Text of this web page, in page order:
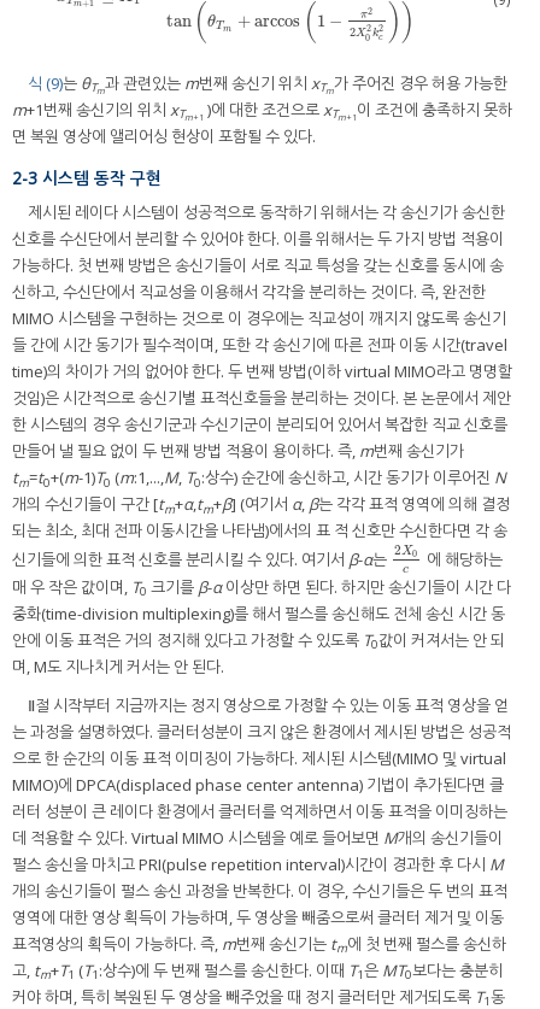
m+1
tan ( θTm +arccos ( 1 − π2
2X2
0 k2
c ) )
식 (9)는 θTm과 관련있는 m번째 송신기 위치 xTm가 주어진 경우 허용 가능한
m+1번째 송신기의 위치 xTm+1 )에 대한 조건으로xTm+1 이 조건에 충족하지 못하
면 복원 영상에 앨리어싱 현상이 포함될 수 있다.
2-3 시스템 동작 구현
제시된 레이다 시스템이 성공적으로 동작하기 위해서는 각 송신기가 송신한
신호를 수신단에서 분리할 수 있어야 한다. 이를 위해서는 두 가지 방법 적용이
가능하다. 첫 번째 방법은 송신기들이 서로 직교 특성을 갖는 신호를 동시에 송
신하고, 수신단에서 직교성을 이용해서 각각을 분리하는 것이다. 즉, 완전한
MIMO 시스템을 구현하는 것으로 이 경우에는 직교성이 깨지지 않도록 송신기
들 간에 시간 동기가 필수적이며, 또한 각 송신기에 따른 전파 이동 시간(travel
time)의 차이가 거의 없어야 한다. 두 번째 방법(이하 virtual MIMO라고 명명할
것임)은 시간적으로 송신기별 표적신호들을 분리하는 것이다. 본 논문에서 제안
한 시스템의 경우 송신기군과 수신기군이 분리되어 있어서 복잡한 직교 신호를
만들어 낼 필요 없이 두 번째 방법 적용이 용이하다. 즉, m번째 송신기가
tm=t0+(m-1)T0 (m:1,...,M, T0:상수) 순간에 송신하고, 시간 동기가 이루어진 N
개의 수신기들이 구간 [tm+α,tm+β] (여기서 α, β는 각각 표적 영역에 의해 결정
되는 최소, 최대 전파 이동시간을 나타냄)에서의 표 적 신호만 수신한다면 각 송
신기들에 의한 표적 신호를 분리시킬 수 있다. 여기서 β-α는 2X0
c
2X0c 에 해당하는
매 우 작은 값이며, T0 크기를 β-α이상만 하면 된다. 하지만 송신기들이 시간 다
중화(time-division multiplexing)를 해서 펄스를 송신해도 전체 송신 시간 동
안에 이동 표적은 거의 정지해 있다고 가정할 수 있도록 T0값이 커져서는 안 되
며, M도 지나치게 커서는 안 된다.
Ⅱ절 시작부터 지금까지는 정지 영상으로 가정할 수 있는 이동 표적 영상을 얻
는 과정을 설명하였다. 클러터성분이 크지 않은 환경에서 제시된 방법은 성공적
으로 한 순간의 이동 표적 이미징이 가능하다. 제시된 시스템(MIMO 및 virtual
MIMO)에 DPCA(displaced phase center antenna) 기법이 추가된다면 클
러터 성분이 큰 레이다 환경에서 클러터를 억제하면서 이동 표적을 이미징하는
데 적용할 수 있다. Virtual MIMO 시스템을 예로 들어보면 M개의 송신기들이
펄스 송신을 마치고 PRI(pulse repetition interval)시간이 경과한 후 다시 M
개의 송신기들이 펄스 송신 과정을 반복한다. 이 경우, 수신기들은 두 번의 표적
영역에 대한 영상 획득이 가능하며, 두 영상을 빼줌으로써 클러터 제거 및 이동
표적영상의 획득이 가능하다. 즉, m번째 송신기는 tm에 첫 번째 펄스를 송신하
고, tm+T1 (T1 :상수)에 두 번째 펄스를 송신한다. 이때 T1은 MT0보다는 충분히
커야 하며, 특히 복원된 두 영상을 빼주었을 때 정지 클러터만 제거되도록 T1동